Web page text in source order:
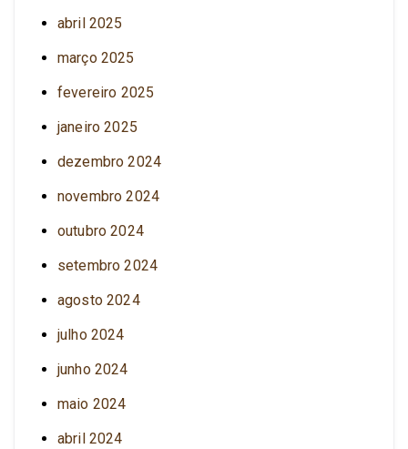
abril 2025
março 2025
fevereiro 2025
janeiro 2025
dezembro 2024
novembro 2024
outubro 2024
setembro 2024
agosto 2024
julho 2024
junho 2024
maio 2024
abril 2024